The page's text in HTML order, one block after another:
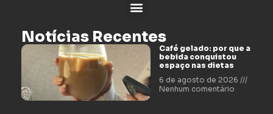
Notícias Recentes
Café gelado: por que a
bebida conquistou
espaço nas dietas
6 de agosto de 2026
Nenhum comentário